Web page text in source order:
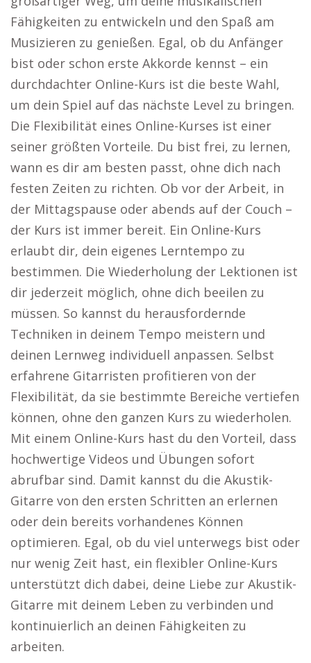
Fähigkeiten zu entwickeln und den Spaß am
Musizieren zu genießen. Egal, ob du Anfänger
bist oder schon erste Akkorde kennst – ein
durchdachter Online-Kurs ist die beste Wahl,
um dein Spiel auf das nächste Level zu bringen.
Die Flexibilität eines Online-Kurses ist einer
seiner größten Vorteile. Du bist frei, zu lernen,
wann es dir am besten passt, ohne dich nach
festen Zeiten zu richten. Ob vor der Arbeit, in
der Mittagspause oder abends auf der Couch –
der Kurs ist immer bereit. Ein Online-Kurs
erlaubt dir, dein eigenes Lerntempo zu
bestimmen. Die Wiederholung der Lektionen ist
dir jederzeit möglich, ohne dich beeilen zu
müssen. So kannst du herausfordernde
Techniken in deinem Tempo meistern und
deinen Lernweg individuell anpassen. Selbst
erfahrene Gitarristen profitieren von der
Flexibilität, da sie bestimmte Bereiche vertiefen
können, ohne den ganzen Kurs zu wiederholen.
Mit einem Online-Kurs hast du den Vorteil, dass
hochwertige Videos und Übungen sofort
abrufbar sind. Damit kannst du die Akustik-
Gitarre von den ersten Schritten an erlernen
oder dein bereits vorhandenes Können
optimieren. Egal, ob du viel unterwegs bist oder
nur wenig Zeit hast, ein flexibler Online-Kurs
unterstützt dich dabei, deine Liebe zur Akustik-
Gitarre mit deinem Leben zu verbinden und
kontinuierlich an deinen Fähigkeiten zu
arbeiten.